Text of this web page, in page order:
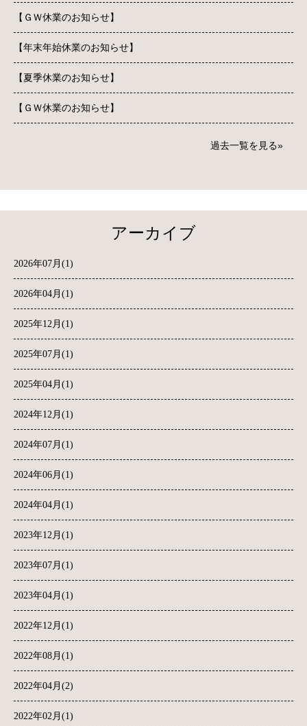
【ＧＷ休業のお知らせ】
【年末年始休業のお知らせ】
【夏季休業のお知らせ】
【ＧＷ休業のお知らせ】
過去一覧を見る
アーカイブ
2026年07月(1)
2026年04月(1)
2025年12月(1)
2025年07月(1)
2025年04月(1)
2024年12月(1)
2024年07月(1)
2024年06月(1)
2024年04月(1)
2023年12月(1)
2023年07月(1)
2023年04月(1)
2022年12月(1)
2022年08月(1)
2022年04月(2)
2022年02月(1)